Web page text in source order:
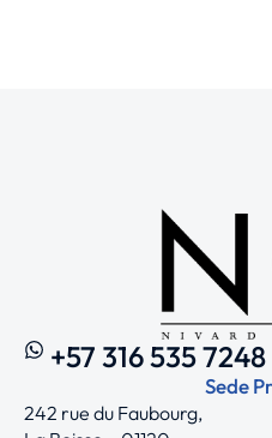
+57 316 535 7248
Sede
242 rue du Faubourg,